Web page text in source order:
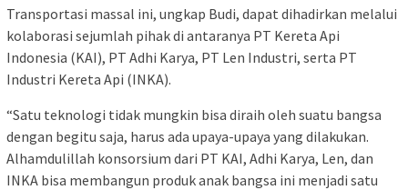
Transportasi massal ini, ungkap Budi, dapat dihadirkan melalui
kolaborasi sejumlah pihak di antaranya PT Kereta Api
Indonesia (KAI), PT Adhi Karya, PT Len Industri, serta PT
Industri Kereta Api (INKA).
“Satu teknologi tidak mungkin bisa diraih oleh suatu bangsa
dengan begitu saja, harus ada upaya-upaya yang dilakukan.
Alhamdulillah konsorsium dari PT KAI, Adhi Karya, Len, dan
INKA bisa membangun produk anak bangsa ini menjadi satu